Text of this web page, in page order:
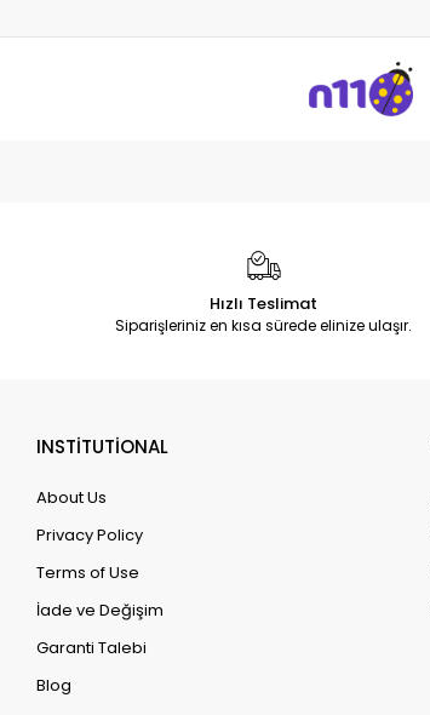
Hızlı Teslimat
Siparişleriniz en kısa sürede elinize ulaşır.
INSTİTUTİONAL
About Us
Privacy Policy
Terms of Use
İade ve Değişim
Garanti Talebi
Blog